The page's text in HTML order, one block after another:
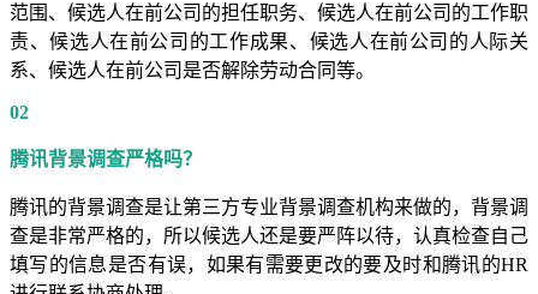
范围、候选人在前公司的担任职务、候选人在前公司的工作职
责、候选人在前公司的工作成果、候选人在前公司的人际关
系、候选人在前公司是否解除劳动合同等。
02
腾讯背景调查严格吗？
腾讯的背景调查是让第三方专业背景调查机构来做的，背景调
查是非常严格的，所以候选人还是要严阵以待，认真检查自己
填写的信息是否有误，如果有需要更改的要及时和腾讯的HR